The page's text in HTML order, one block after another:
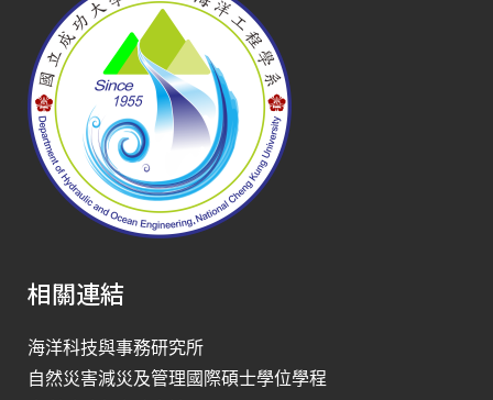
相關連結
海洋科技與事務研究所
自然災害減災及管理國際碩士學位學程